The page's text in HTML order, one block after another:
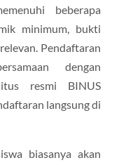
beberapa
minimum, bukti
Pendaftaran
dengan
resmi BINUS
langsung di
biasanya akan